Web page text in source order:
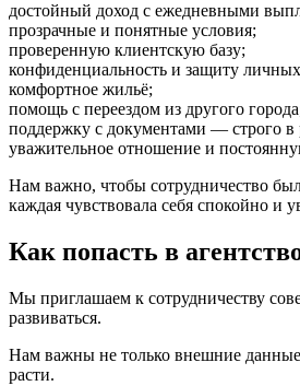
достойный доход с ежедневными
прозрачные и понятные условия;
проверенную клиентскую базу;
конфиденциальность и защиту
комфортное жильё;
помощь с переездом из другого
поддержку с документами — строго в
уважительное отношение и
Нам важно, чтобы сотрудничество
каждая чувствовала себя спокойно и
Как попасть в
Мы приглашаем к сотрудничеству
развиваться.
Нам важны не только внешние
расти.